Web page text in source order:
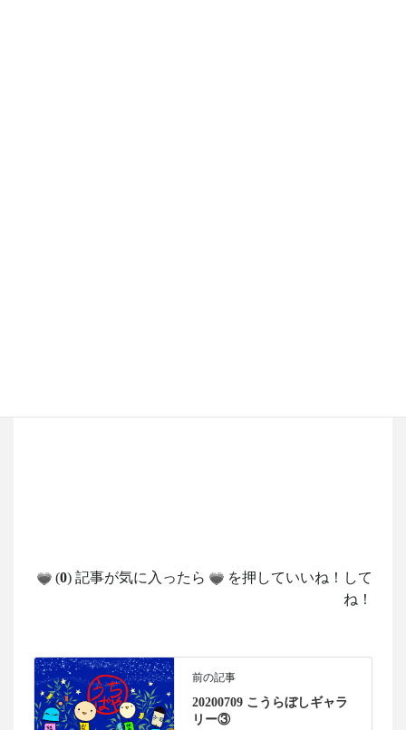
(0) 記事が気に入ったら
を押していいね！して
ね！
前の記事
20200709 こうらぼしギャラ
リー③